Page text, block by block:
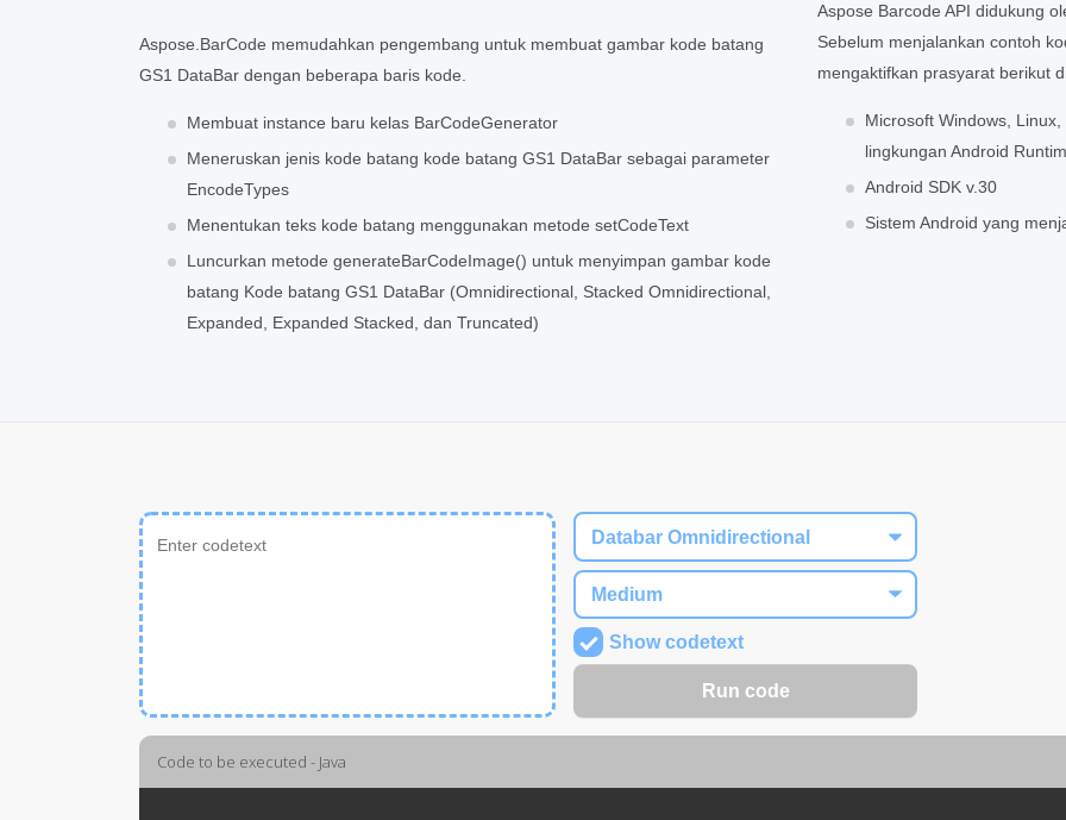
Aspose.BarCode memudahkan pengembang untuk membuat gambar kode batang
GS1 DataBar dengan beberapa baris kode.
Membuat instance baru kelas BarCodeGenerator
Meneruskan jenis kode batang kode batang GS1 DataBar sebagai parameter
EncodeTypes
Menentukan teks kode batang menggunakan metode setCodeText
Luncurkan metode generateBarCodeImage() untuk menyimpan gambar kode
batang Kode batang GS1 DataBar (Omnidirectional, Stacked Omnidirectional,
Expanded, Expanded Stacked, dan Truncated)
Aspose Barcode API didukung
Sebelum menjalankan contoh
mengaktifkan prasyarat berikut
Microsoft Windows,
lingkungan Android
Android SDK v.30
Sistem Android yang
Show codetext
Code to be executed - Java